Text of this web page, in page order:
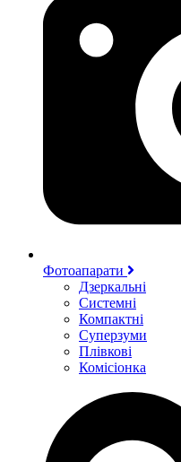
Фотоапарати
Дзеркальні
Системні
Компактні
Суперзуми
Плівкові
Комісіонка